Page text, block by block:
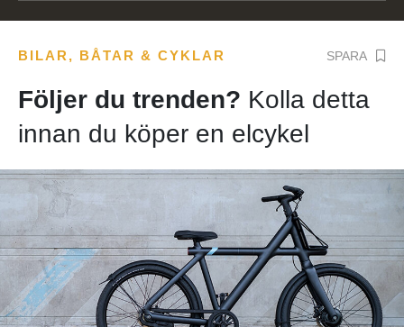
BILAR, BÅTAR & CYKLAR SPARA
Följer du trenden? Kolla detta
innan du köper en elcykel